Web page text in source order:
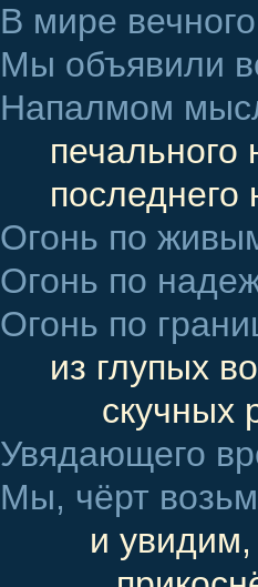
В мире
Мы объявили
Напалмом
печального
Огонь по
Огонь по
Огонь по
из глупых
скучных
Увядающего
Мы, чёрт
и увидим,